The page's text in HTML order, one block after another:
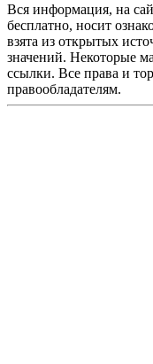
Вся информация, на
бесплатно, носит
взята из открытых
значений. Некоторые
ссылки. Все права и
правообладателям.